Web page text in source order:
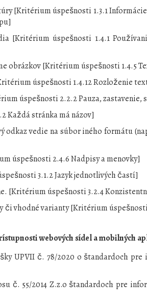
[Kritérium úspešnosti 1.3.1 Informácie
[Kritérium úspešnosti 1.4.1
obrázkov [Kritérium úspešnosti 1.4.5
úspešnosti 1.4.12 Rozloženie
úspešnosti 2.2.2 Pauza, zastavenie,
Každá stránka má názov]
vedie na súbor iného formátu
úspešnosti 2.4.6 Nadpisy a menovky]
3.1.2 Jazyk jednotlivých častí]
[Kritérium úspešnosti 3.2.4
vhodné varianty [Kritérium
webových sídel a mobilných
UPVII č. 78/2020 o štandardoch
č. 55/2014 Z.z.o štandardoch pre